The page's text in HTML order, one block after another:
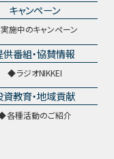
キャンペーン
実施中のキャンペーン
供番組・協賛情報
ラジオNIKKEI
資教育・地域貢献
各種活動のご紹介